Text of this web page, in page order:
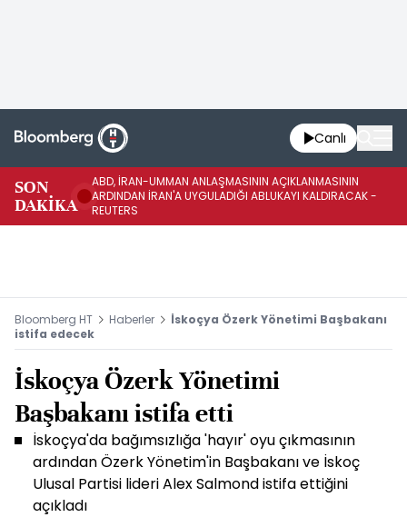
Canlı
SON
DAKİKA
ABD, İRAN-UMMAN ANLAŞMASININ AÇIKLANMASININ
ARDINDAN İRAN'A UYGULADIĞI ABLUKAYI KALDIRACAK -
REUTERS
Bloomberg HT Haberler
İskoçya Özerk Yönetimi Başbakanı
istifa edecek
İskoçya Özerk Yönetimi
Başbakanı istifa etti
İskoçya'da bağımsızlığa 'hayır' oyu çıkmasının
ardından Özerk Yönetim'in Başbakanı ve İskoç
Ulusal Partisi lideri Alex Salmond istifa ettiğini
açıkladı